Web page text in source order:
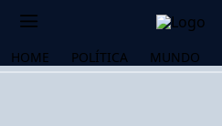
HOME POLÍTICA MUNDO